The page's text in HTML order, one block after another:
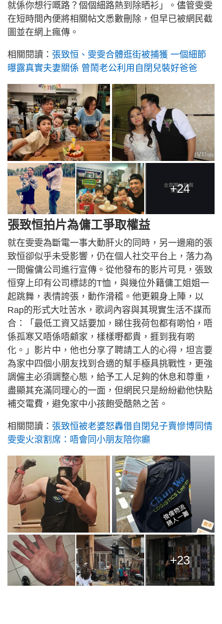
就係你想行嘅路？個個細路熱到除晒衫」。儘管雯雯
在短時間內便將相關帖文悉數刪除，但早已被網民截
圖並在網上瘋傳。
相關閱讀： 張致恒、雯雯合體逛街被捕獲 一個細節
曝露真實夫妻關係 曾鬧老公利用自閉兒裝好爸爸
+24
張致恒拍片為傭工爭取權益
就在雯雯為斷電一事大動肝火的同時，另一邊廂的張
致恒卻似乎未受影響，仍在個人社交平台上，落力為
一間僱傭公司進行宣傳。從他發布的影片可見，張致
恒穿上印有公司標誌的T恤，與幾位外籍傭工姐姐一
起跳舞，表情誇張，動作滑稽。他更親身上陣，以
Rap的形式大吐苦水，歌詞內容與其現實生活不謀而
合：「最低工資又話要加，睇住我荷包都有啲怕，唔
係孤寒又唔係唔顧家，樣樣嘢都貴，捱到我有啲
化。」影片中，他也分享了聘請工人的心得，坦言要
為家中四個小朋友找到合適的幫手極具挑戰性，更強
調僱主必須調整心態，給予工人足夠的休息和尊重，
盡顯其充滿同理心的一面，但網民只是紛紛勸他快點
補交電費，避免家中小孩飽受酷熱之苦。
相關閱讀： 張致恒被老婆怒轟借自閉兒子賣慘博同情
雯雯火滾割席：唔會同小朋友陪你癲
+23